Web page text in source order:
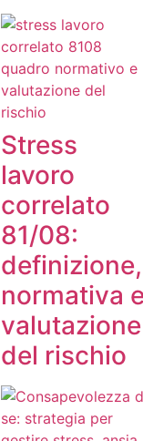
Stress
lavoro
correlato
81/08:
definizione,
normativa
valutazione
del rischio